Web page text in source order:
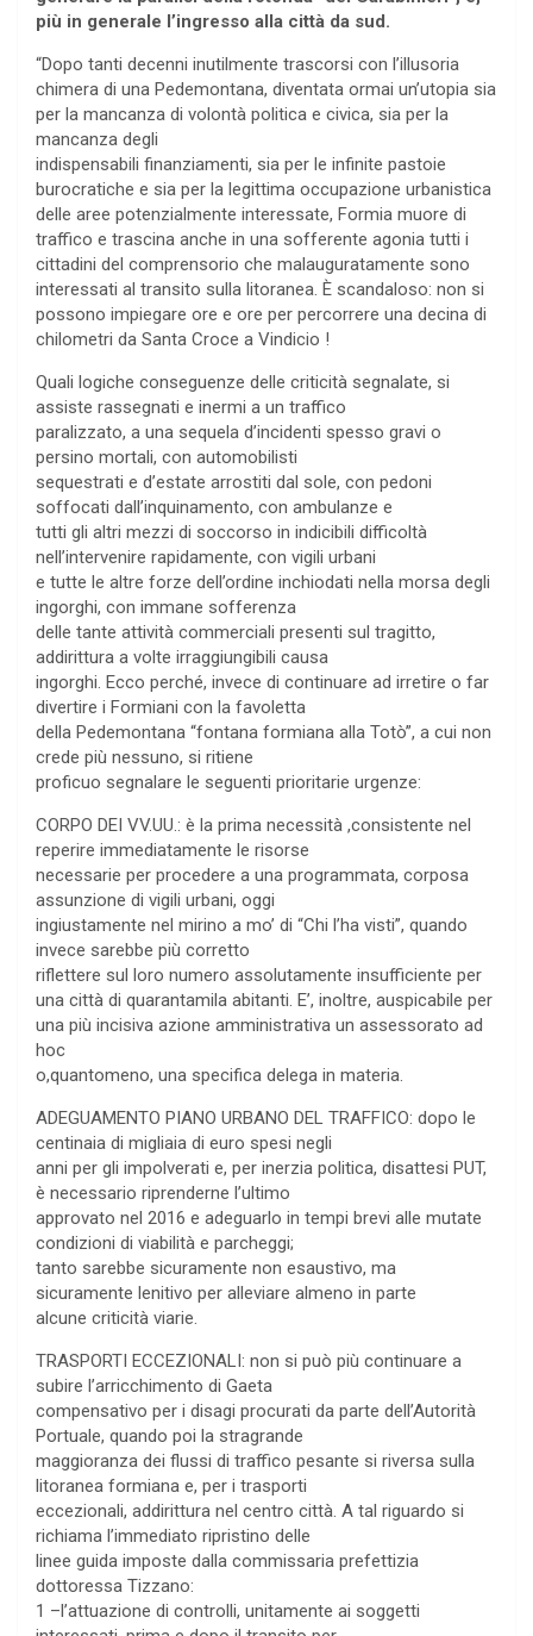
più in generale l’ingresso alla città da sud.
“Dopo tanti decenni inutilmente trascorsi con l’illusoria
chimera di una Pedemontana, diventata ormai un’utopia sia
per la mancanza di volontà politica e civica, sia per la
mancanza degli
indispensabili finanziamenti, sia per le infinite pastoie
burocratiche e sia per la legittima occupazione urbanistica
delle aree potenzialmente interessate, Formia muore di
traffico e trascina anche in una sofferente agonia tutti i
cittadini del comprensorio che malauguratamente sono
interessati al transito sulla litoranea. È scandaloso: non si
possono impiegare ore e ore per percorrere una decina di
chilometri da Santa Croce a Vindicio !
Quali logiche conseguenze delle criticità segnalate, si
assiste rassegnati e inermi a un traffico
paralizzato, a una sequela d’incidenti spesso gravi o
persino mortali, con automobilisti
sequestrati e d’estate arrostiti dal sole, con pedoni
soffocati dall’inquinamento, con ambulanze e
tutti gli altri mezzi di soccorso in indicibili difficoltà
nell’intervenire rapidamente, con vigili urbani
e tutte le altre forze dell’ordine inchiodati nella morsa degli
ingorghi, con immane sofferenza
delle tante attività commerciali presenti sul tragitto,
addirittura a volte irraggiungibili causa
ingorghi. Ecco perché, invece di continuare ad irretire o far
divertire i Formiani con la favoletta
della Pedemontana “fontana formiana alla Totò”, a cui non
crede più nessuno, si ritiene
proficuo segnalare le seguenti prioritarie urgenze:
CORPO DEI VV.UU.: è la prima necessità ,consistente nel
reperire immediatamente le risorse
necessarie per procedere a una programmata, corposa
assunzione di vigili urbani, oggi
ingiustamente nel mirino a mo’ di “Chi l’ha visti”, quando
invece sarebbe più corretto
riflettere sul loro numero assolutamente insufficiente per
una città di quarantamila abitanti. E’, inoltre, auspicabile per
una più incisiva azione amministrativa un assessorato ad
hoc
o,quantomeno, una specifica delega in materia.
ADEGUAMENTO PIANO URBANO DEL TRAFFICO: dopo le
centinaia di migliaia di euro spesi negli
anni per gli impolverati e, per inerzia politica, disattesi PUT,
è necessario riprenderne l’ultimo
approvato nel 2016 e adeguarlo in tempi brevi alle mutate
condizioni di viabilità e parcheggi;
tanto sarebbe sicuramente non esaustivo, ma
sicuramente lenitivo per alleviare almeno in parte
alcune criticità viarie.
TRASPORTI ECCEZIONALI: non si può più continuare a
subire l’arricchimento di Gaeta
compensativo per i disagi procurati da parte dell’Autorità
Portuale, quando poi la stragrande
maggioranza dei flussi di traffico pesante si riversa sulla
litoranea formiana e, per i trasporti
eccezionali, addirittura nel centro città. A tal riguardo si
richiama l’immediato ripristino delle
linee guida imposte dalla commissaria prefettizia
dottoressa Tizzano:
1 –l’attuazione di controlli, unitamente ai soggetti